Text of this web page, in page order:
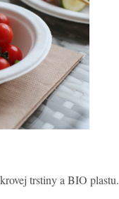
trstiny a BIO plastu.